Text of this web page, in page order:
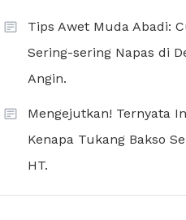
Tips Awet Muda Abadi:
Sering-sering Napas di
Angin.
Mengejutkan! Ternyata
Kenapa Tukang Bakso
HT.